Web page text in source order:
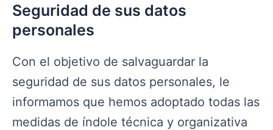
Seguridad de sus datos
personales
Con el objetivo de salvaguardar la
seguridad de sus datos personales, le
informamos que hemos adoptado todas las
medidas de índole técnica y organizativa